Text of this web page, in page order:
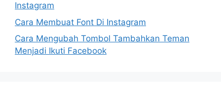
Instagram
Cara Membuat Font Di Instagram
Cara Mengubah Tombol Tambahkan Teman
Menjadi Ikuti Facebook